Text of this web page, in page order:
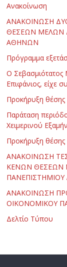
Ανακοίνωση
ΑΝΑΚΟΙΝΩΣΗ
ΘΕΣΕΩΝ ΜΕΛΩΝ
ΑΘΗΝΩΝ
Πρόγραμμα
Ο Σεβασμιότατος
Επιφάνιος, είχε
Προκήρυξη θέσης
Παράταση
Χειμερινού
Προκήρυξη θέσης
ΑΝΑΚΟΙΝΩΣΗ
ΚΕΝΩΝ ΘΕΣΕΩΝ
ΑΝΑΚΟΙΝΩΣΗ
ΟΙΚΟΝΟΜΙΚΟΥ
Δελτίο Τύπου